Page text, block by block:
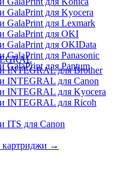
GalaPrint для Kyocera
GalaPrint для Lexmark
GalaPrint для OKI
GalaPrint для OKIData
GalaPrint для Panasonic
GalaPrint для Pantum
INTEGRAL для Brother
INTEGRAL для Canon
INTEGRAL для Kyocera
INTEGRAL для Ricoh
ITS для Canon
→